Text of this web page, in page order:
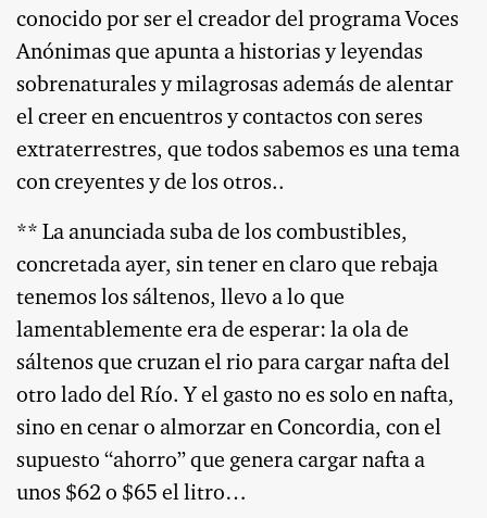
conocido por ser el creador del programa Voces
Anónimas que apunta a historias y leyendas
sobrenaturales y milagrosas además de alentar
el creer en encuentros y contactos con seres
extraterrestres, que todos sabemos es una tema
con creyentes y de los otros..
** La anunciada suba de los combustibles,
concretada ayer, sin tener en claro que rebaja
tenemos los sáltenos, llevo a lo que
lamentablemente era de esperar: la ola de
sáltenos que cruzan el rio para cargar nafta del
otro lado del Río. Y el gasto no es solo en nafta,
sino en cenar o almorzar en Concordia, con el
supuesto “ahorro” que genera cargar nafta a
unos $62 o $65 el litro…